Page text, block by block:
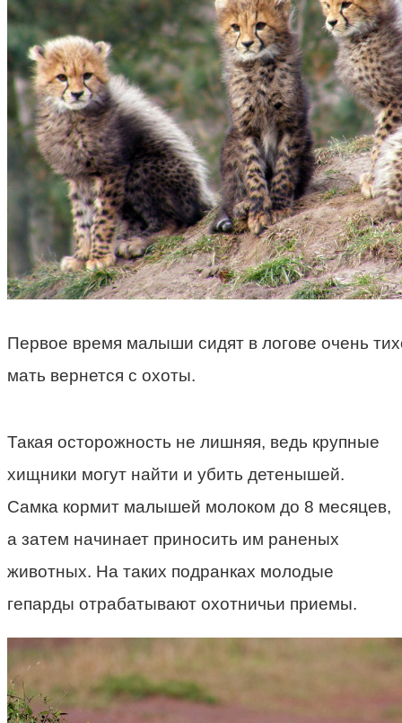
Первое время малыши сидят в логове очень
мать вернется с охоты.
Такая осторожность не лишняя, ведь крупные
хищники могут найти и убить детенышей.
Самка кормит малышей молоком до 8 месяцев,
а затем начинает приносить им раненых
животных. На таких подранках молодые
гепарды отрабатывают охотничьи приемы.